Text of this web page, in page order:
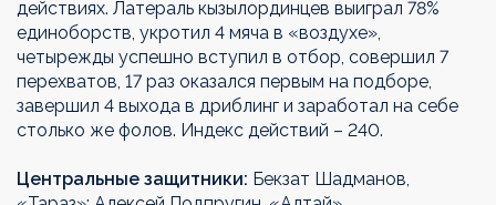
действиях. Латераль кызылординцев выиграл 78%
единоборств, укротил 4 мяча в «воздухе»,
четырежды успешно вступил в отбор, совершил 7
перехватов, 17 раз оказался первым на подборе,
завершил 4 выхода в дриблинг и заработал на себе
столько же фолов. Индекс действий – 240.
Центральные защитники: Бекзат Шадманов,